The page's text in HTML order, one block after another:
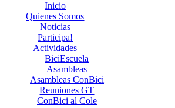
Inicio
Quienes Somos
Noticias
Participa!
Actividades
BiciEscuela
Asambleas
Asambleas ConBici
Reuniones GT
ConBici al Cole